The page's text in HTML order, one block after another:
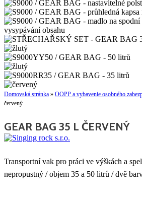
Domovská stránka » OOPP a vybavenie osobného
červený
GEAR BAG 35 L ČERVENÝ
Transportní vak pro práci ve výškách a
nepropustný / objem 35 a 50 litrů / dvě